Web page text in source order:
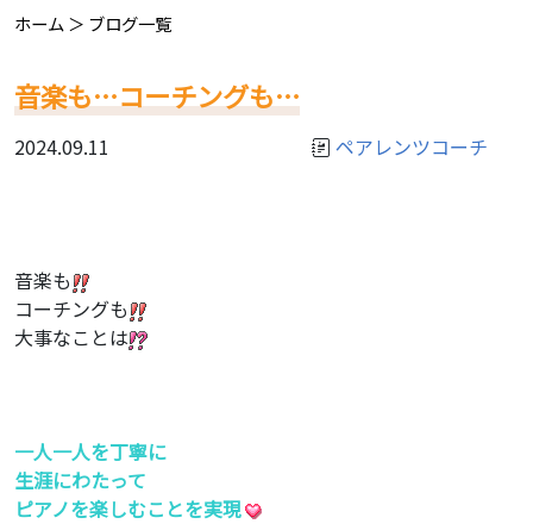
ホーム ＞ ブログ一覧
音楽も…コーチングも…
2024.09.11 ペアレンツコーチ
音楽も
コーチングも
大事なことは
一人一人を丁寧に
生涯にわたって
ピアノを楽しむことを実現